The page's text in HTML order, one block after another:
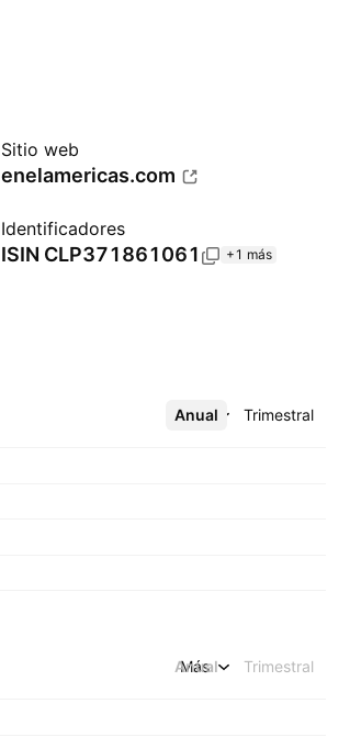
Sitio web
enelamericas.com
Identificadores
ISIN CLP371861061 +1 más
Anual Trimestral
Más
Anual Trimestral
Más